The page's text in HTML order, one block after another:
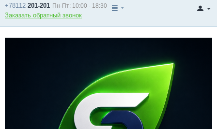
+78112-201-201 Пн-Пт: 10:00 - 18:30
Заказать обратный звонок